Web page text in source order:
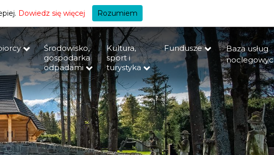
+A
Środowisko,
gospodarka
odpadami
Kultura,
sport i
turystyka
Fundusze
Baza usług
Dowiedz się więcej Rozumiem